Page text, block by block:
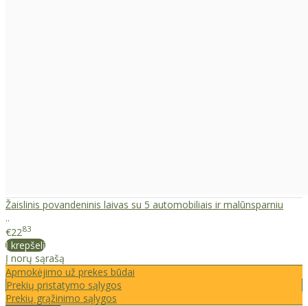
Žaislinis povandeninis laivas su 5 automobiliais ir malūnsparniu
..
€2283
Į krepšelį
Į norų sąrašą
Apmokėjimo už prekes būdai
Prekių pristatymo sąlygos
Prekių grąžinimo sąlygos